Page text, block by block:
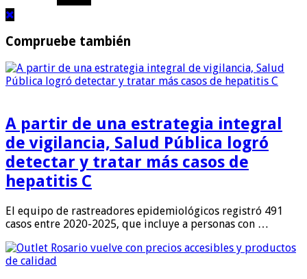
Compruebe también
A partir de una estrategia integral
de vigilancia, Salud Pública logró
detectar y tratar más casos de
hepatitis C
El equipo de rastreadores epidemiológicos registró 491
casos entre 2020-2025, que incluye a personas con …